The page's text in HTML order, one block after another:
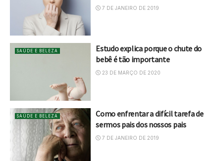
7 DE JANEIRO DE 2019
SAÚDE E BELEZA
Estudo explica porque o chute do
bebê é tão importante
23 DE MARÇO DE 2020
SAÚDE E BELEZA
Como enfrentar a difícil tarefa de
sermos pais dos nossos pais
7 DE JANEIRO DE 2019